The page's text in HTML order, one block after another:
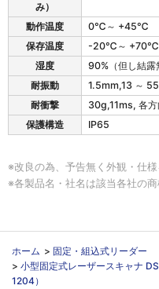
み）
動作温度
0℃～ +45℃
保存温度
-20℃～ +70℃
湿度
90%（但し結露
耐振動
1.5mm,13 ～
耐衝撃
30g,11ms, 各方
保護構造
IP65
※改良の為、予告無く外観・仕様
※各製品名・社名は該当各社の商
ホーム > 固定・組込式リーダー
> 小型固定式レーザースキャナ
1204）